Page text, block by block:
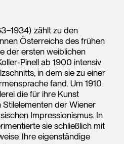
zählt zu den
Österreichs des frühen
der ersten weiblichen
Pinell ab 1900 intensiv
in dem sie zu einer
fand. Um 1910
die für ihre Kunst
der Wiener
Impressionismus. In
sie schließlich mit
Ihre eigenständige